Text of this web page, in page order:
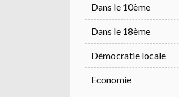
Dans le 10ème
Dans le 18ème
Démocratie locale
Economie